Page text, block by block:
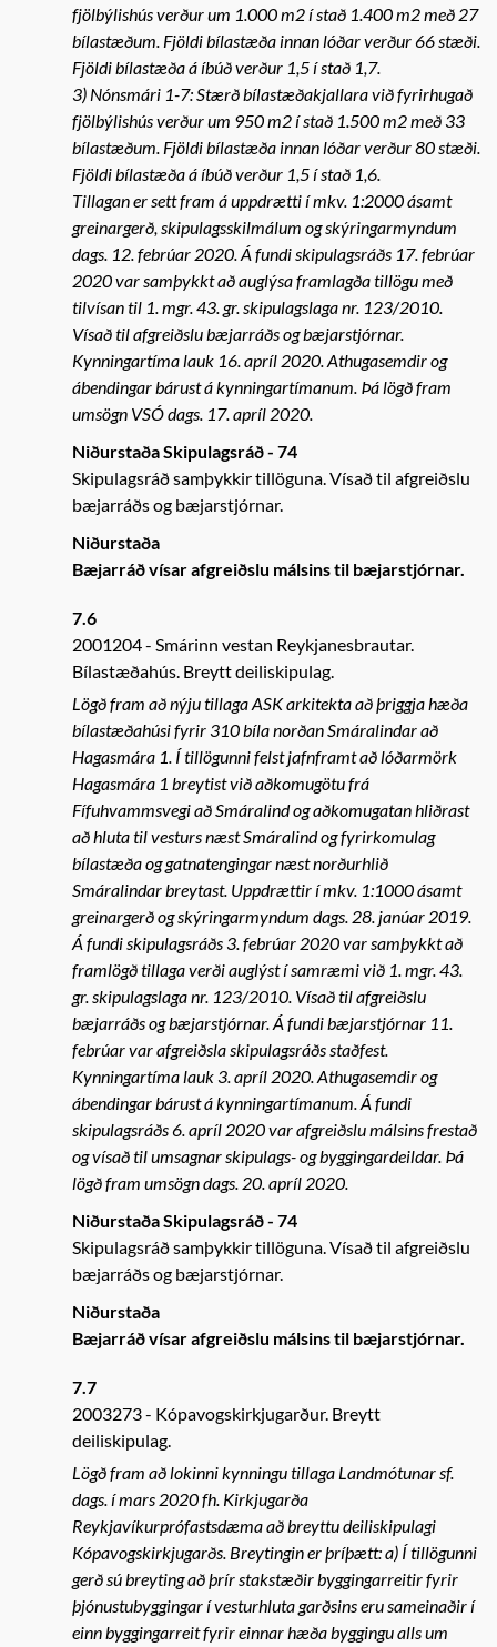
fjölbýlishús verður um 1.000 m2 í stað 1.400 m2 með 27
bílastæðum. Fjöldi bílastæða innan lóðar verður 66 stæði.
Fjöldi bílastæða á íbúð verður 1,5 í stað 1,7.
3) Nónsmári 1-7: Stærð bílastæðakjallara við fyrirhugað
fjölbýlishús verður um 950 m2 í stað 1.500 m2 með 33
bílastæðum. Fjöldi bílastæða innan lóðar verður 80 stæði.
Fjöldi bílastæða á íbúð verður 1,5 í stað 1,6.
Tillagan er sett fram á uppdrætti í mkv. 1:2000 ásamt
greinargerð, skipulagsskilmálum og skýringarmyndum
dags. 12. febrúar 2020. Á fundi skipulagsráðs 17. febrúar
2020 var samþykkt að auglýsa framlagða tillögu með
tilvísan til 1. mgr. 43. gr. skipulagslaga nr. 123/2010.
Vísað til afgreiðslu bæjarráðs og bæjarstjórnar.
Kynningartíma lauk 16. apríl 2020. Athugasemdir og
ábendingar bárust á kynningartímanum. Þá lögð fram
umsögn VSÓ dags. 17. apríl 2020.
Niðurstaða Skipulagsráð - 74
Skipulagsráð samþykkir tillöguna. Vísað til afgreiðslu
bæjarráðs og bæjarstjórnar.
Niðurstaða
Bæjarráð vísar afgreiðslu málsins til bæjarstjórnar.
7.6
2001204
Smárinn vestan Reykjanesbrautar.
Bílastæðahús. Breytt deiliskipulag.
Lögð fram að nýju tillaga ASK arkitekta að þriggja hæða
bílastæðahúsi fyrir 310 bíla norðan Smáralindar að
Hagasmára 1. Í tillögunni felst jafnframt að lóðarmörk
Hagasmára 1 breytist við aðkomugötu frá
Fífuhvammsvegi að Smáralind og aðkomugatan hliðrast
að hluta til vesturs næst Smáralind og fyrirkomulag
bílastæða og gatnatengingar næst norðurhlið
Smáralindar breytast. Uppdrættir í mkv. 1:1000 ásamt
greinargerð og skýringarmyndum dags. 28. janúar 2019.
Á fundi skipulagsráðs 3. febrúar 2020 var samþykkt að
framlögð tillaga verði auglýst í samræmi við 1. mgr. 43.
gr. skipulagslaga nr. 123/2010. Vísað til afgreiðslu
bæjarráðs og bæjarstjórnar. Á fundi bæjarstjórnar 11.
febrúar var afgreiðsla skipulagsráðs staðfest.
Kynningartíma lauk 3. apríl 2020. Athugasemdir og
ábendingar bárust á kynningartímanum. Á fundi
skipulagsráðs 6. apríl 2020 var afgreiðslu málsins frestað
og vísað til umsagnar skipulags- og byggingardeildar. Þá
lögð fram umsögn dags. 20. apríl 2020.
Niðurstaða Skipulagsráð - 74
Skipulagsráð samþykkir tillöguna. Vísað til afgreiðslu
bæjarráðs og bæjarstjórnar.
Niðurstaða
Bæjarráð vísar afgreiðslu málsins til bæjarstjórnar.
7.7
2003273
Kópavogskirkjugarður. Breytt
deiliskipulag.
Lögð fram að lokinni kynningu tillaga Landmótunar sf.
dags. í mars 2020 fh. Kirkjugarða
Reykjavíkurprófastsdæma að breyttu deiliskipulagi
Kópavogskirkjugarðs. Breytingin er þríþætt: a) Í tillögunni
gerð sú breyting að þrír stakstæðir byggingarreitir fyrir
þjónustubyggingar í vesturhluta garðsins eru sameinaðir í
einn byggingarreit fyrir einnar hæða byggingu alls um